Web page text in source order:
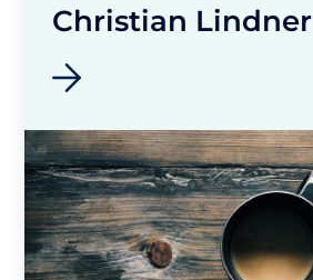
Christian Lindner